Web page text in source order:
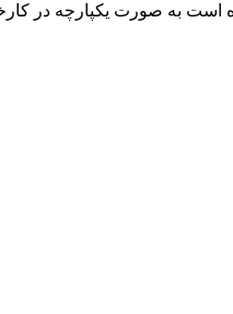
به صورت یکپارچه در